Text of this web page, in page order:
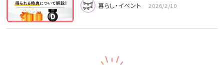
暮らし・イベント 2026/2/10